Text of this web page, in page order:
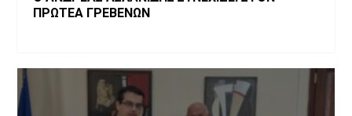
ΠΡΩΤΕΑ ΓΡΕΒΕΝΩΝ